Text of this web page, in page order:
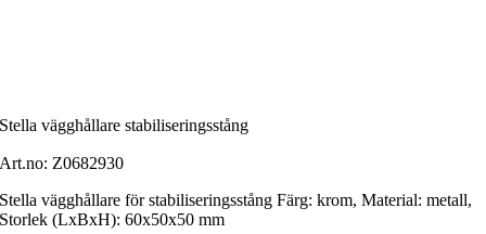
Stella vägghållare stabiliseringsstång
Art.no: Z0682930
Stella vägghållare för stabiliseringsstång Färg: krom, Material: metall,
Storlek (LxBxH): 60x50x50 mm